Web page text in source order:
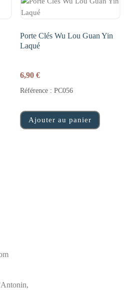
Porte Clés Wu Lou Guan Yin
Laqué
6,90€
Référence : PC056
Ajouter au panier